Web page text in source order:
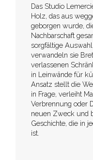
Das Studio
Holz, das aus
geborgen wurde,
Nachbarschaft
sorgfältige
verwandeln sie
verlassenen
in Leinwände für
Ansatz stellt die
in Frage, verleiht
Verbrennung oder
neuen Zweck und
Geschichte, die in
ist.